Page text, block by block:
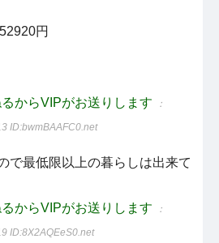
円
からVIPがお送りします ：
ID:bwmBAAFC0.net
で最低限以上の暮らしは出来て
からVIPがお送りします ：
ID:8X2AQEeS0.net